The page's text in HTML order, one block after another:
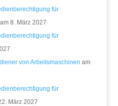
für
8. März 2027
für
von Arbeitsmaschinen am
für
März 2027